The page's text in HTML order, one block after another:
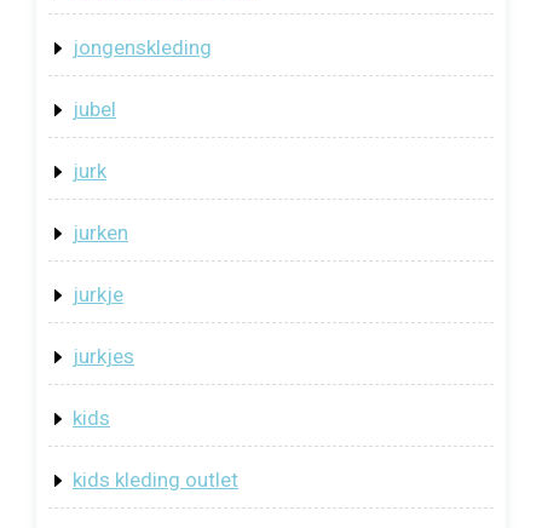
jongenskleding
jubel
jurk
jurken
jurkje
jurkjes
kids
kids kleding outlet